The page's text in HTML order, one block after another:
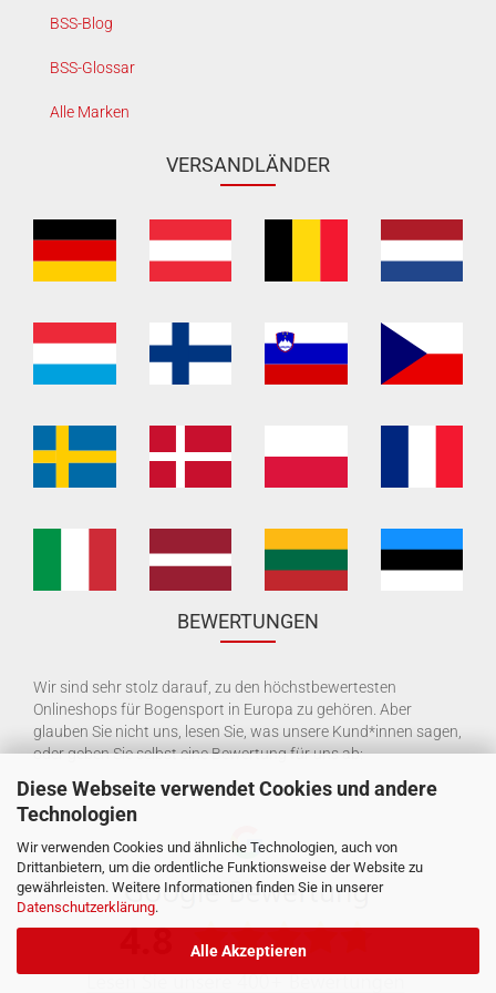
Diese Webseite verwendet Cookies und andere
Technologien
Wir verwenden Cookies und ähnliche Technologien, auch von
Drittanbietern, um die ordentliche Funktionsweise der Website zu
gewährleisten. Weitere Informationen finden Sie in unserer
Datenschutzerklärung.
Alle Akzeptieren
BSS-Blog
BSS-Glossar
Alle Marken
VERSANDLÄNDER
BEWERTUNGEN
Wir sind sehr stolz darauf, zu den höchstbewertesten
Onlineshops für Bogensport in Europa zu gehören. Aber
glauben Sie nicht uns, lesen Sie, was unsere Kund*innen sagen,
oder geben Sie selbst eine Bewertung für uns ab: